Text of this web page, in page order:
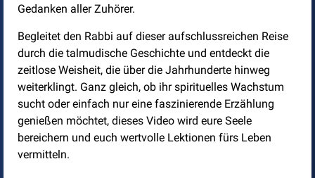
Gedanken aller Zuhörer.
Begleitet den Rabbi auf dieser aufschlussreichen Reise
durch die talmudische Geschichte und entdeckt die
zeitlose Weisheit, die über die Jahrhunderte hinweg
weiterklingt. Ganz gleich, ob ihr spirituelles Wachstum
sucht oder einfach nur eine faszinierende Erzählung
genießen möchtet, dieses Video wird eure Seele
bereichern und euch wertvolle Lektionen fürs Leben
vermitteln.